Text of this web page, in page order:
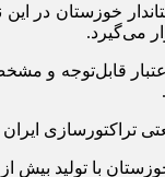
خوزستان در
می‌گیرد.
قابل‌توجه و
تراکتورسازی
کشاورزی به‌عنوان قطب کشاورزی ایران محسوب می‌شود.